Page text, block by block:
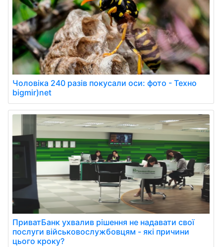
Чоловіка 240 разів покусали оси: фото - Техно
bigmir)net
ПриватБанк ухвалив рішення не надавати свої
послуги військовослужбовцям - які причини
цього кроку?